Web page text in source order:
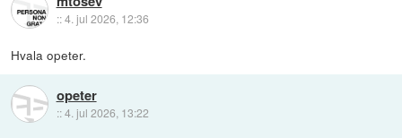
::4. jul 2026, 12:36
Hvala opeter.
opeter
::4. jul 2026, 13:22